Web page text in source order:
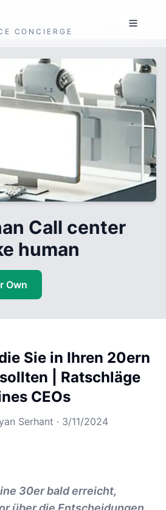
CONCIERGE
Call center
human
Own
Sie in Ihren 20ern
| Ratschläge
CEOs
Serhant · 3/11/2024
30er bald erreicht,